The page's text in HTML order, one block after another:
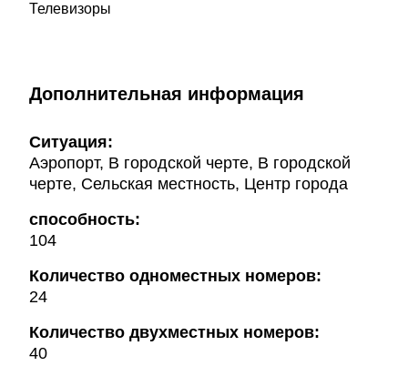
Телевизоры
Дополнительная информация
Ситуация:
Аэропорт, В городской черте, В городской
черте, Сельская местность, Центр города
способность:
104
Количество одноместных номеров:
24
Количество двухместных номеров:
40